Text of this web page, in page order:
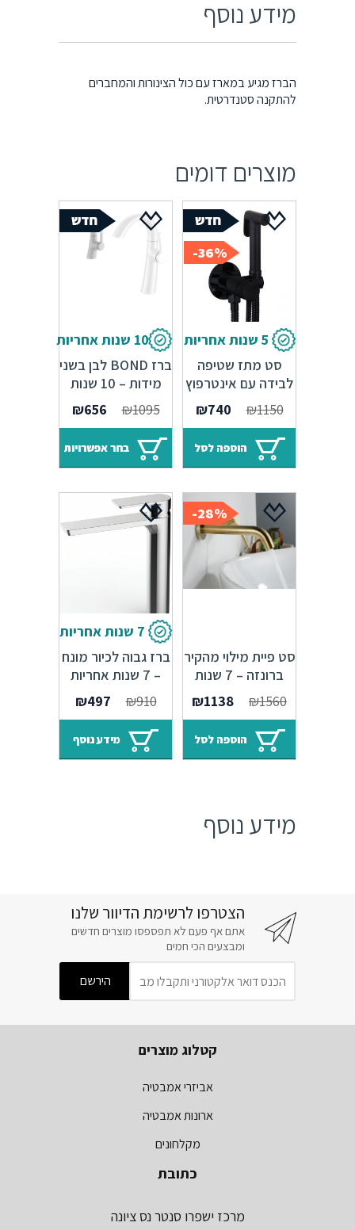
מידע נוסף
הברז מגיע במארז עם כול הצינורות והמחברים
להתקנה סטנדרטית.
מוצרים דומים
36%-
5 שנות אחריות
סט מתז שטיפה
לבידה עם אינטרפוץ
למים חמים וקרים –
שחור מט
₪1150
המחיר
המקורי
היה:
₪1150.
₪740
המחיר
הנוכחי
הוא:
₪740.
הוספה לסל
10 שנות אחריות
ברז BOND לבן בשני
מידות – 10 שנות
אחריות
₪1095
₪656
בחר אפשרויות
28%-
סט פיית מילוי מהקיר
ברונזה – 7 שנות
אחריות מנגנון ספרדי
₪1560
המחיר
המקורי
היה:
₪1560.
₪1138
המחיר
הנוכחי
₪1138.
הוספה לסל
7 שנות אחריות
ברז גבוה לכיור מונח
– 7 שנות אחריות
Sedal₪910
המחיר
המקורי
היה:
₪910.
₪497
הנוכחי
הוא:
₪497.
מידע נוסף
מידע נוסף
הצטרפו לרשימת הדיוור שלנו
אתם אף פעם לא תפספסו מוצרים חדשים
ומבצעים הכי חמים
קטלוג מוצרים
אביזרי אמבטיה
ארונות אמבטיה
מקלחונים
כתובת
מרכז ישפרו סנטר נס ציונה